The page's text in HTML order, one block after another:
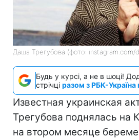
Даша Трегубова (фото: instagram.com/
Будь у курсі, а не в шоці!
стрічці разом з РБК-Україна
Известная украинская
Трегубова поднялась на
на втором месяце